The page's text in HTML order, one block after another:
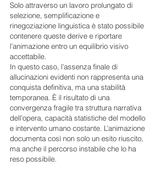
Solo attraverso un lavoro prolungato di
selezione, semplificazione e
rinegoziazione linguistica è stato possibile
contenere queste derive e riportare
l’animazione entro un equilibrio visivo
accettabile.
In questo caso, l’assenza finale di
allucinazioni evidenti non rappresenta una
conquista definitiva, ma una stabilità
temporanea. È il risultato di una
convergenza fragile tra struttura narrativa
dell’opera, capacità statistiche del modello
e intervento umano costante. L’animazione
documenta così non solo un esito riuscito,
ma anche il percorso instabile che lo ha
reso possibile.